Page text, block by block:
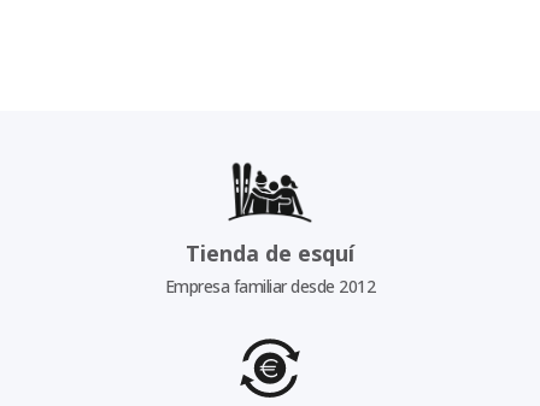
Tienda de esquí
Empresa familiar desde 2012